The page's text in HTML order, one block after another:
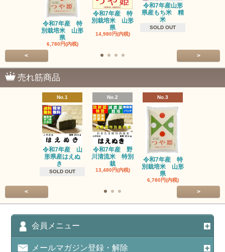
令和7年産 特
別栽培米 山形
県
6,780円(内税)
令和7年産 特
別栽培米 山形
県
14,980円(内税)
令和7年産山形
県産もち米 精
米
SOLD OUT
< >
売れ筋商品
No.1
令和7年産 山
形県産はえぬ
き
SOLD OUT
No.2
令和7年産 野
川清流米 特別
栽
13,480円(内税)
No.3
令和7年産 特
別栽培米 山形
県
6,780円(内税)
< >
会員メニュー
メールマガジン登録・解除